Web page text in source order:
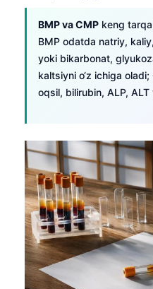
BMP va CMP keng
BMP odatda natriy,
yoki bikarbonat,
kaltsiyni o‘z ichiga
oqsil, bilirubin, ALP, ALT